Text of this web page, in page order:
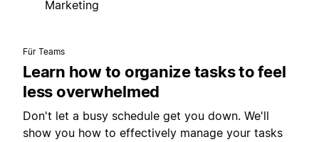
Marketing
Für Teams
Learn how to organize tasks to feel
less overwhelmed
Don't let a busy schedule get you down. We'll
show you how to effectively manage your tasks